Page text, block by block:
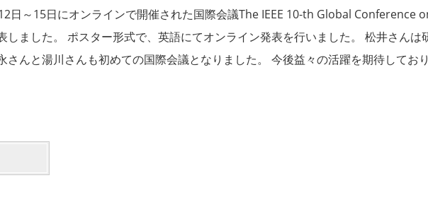
日～15日にオンラインで開催された国際会議The IEEE 10-th Global Conference
しました。 ポスター形式で、英語にてオンライン発表を行いました。 松井さんは
んと湯川さんも初めての国際会議となりました。 今後益々の活躍を期待しており